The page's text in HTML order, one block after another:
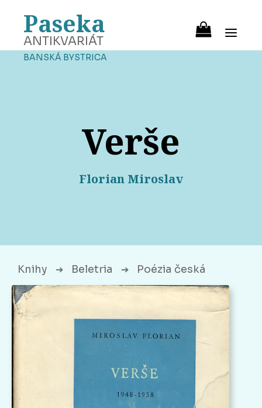
Paseka
ANTIKVARIÁT
BANSKÁ BYSTRICA
Verše
Florian Miroslav
Knihy ➔ Beletria ➔ Poézia česká